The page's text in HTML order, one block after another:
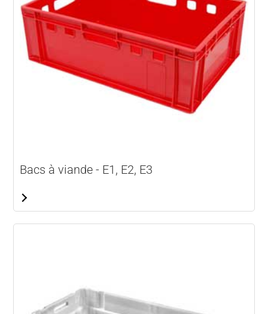
Bacs à viande - E1, E2, E3